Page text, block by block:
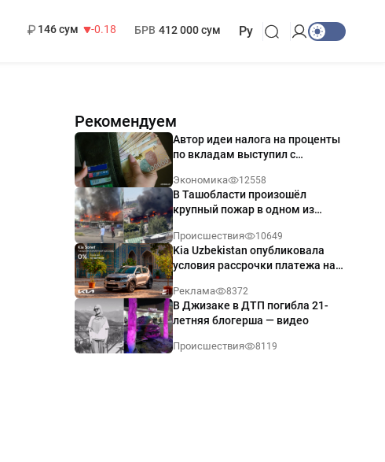
146 сум
-0.18
БРВ 412 000 сум Ру
Рекомендуем
Автор идеи налога на проценты
по вкладам выступил с
Экономика 12558
В Ташобласти произошёл
крупный пожар в одном из
Происшествия 10649
Kia Uzbekistan опубликовала
условия рассрочки платежа на
годовых
Реклама 8372
В Джизаке в ДТП погибла 21-
летняя блогерша — видео
Происшествия 8119